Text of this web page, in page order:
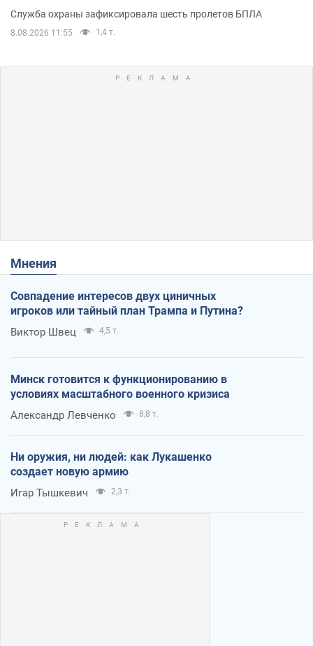
Служба охраны зафиксировала шесть пролетов БПЛА
8.08.2026 11:55 1,4 т.
Мнения
Совпадение интересов двух циничных
игроков или тайный план Трампа и Путина?
Виктор Швец 4,5 т.
Минск готовится к функционированию в
условиях масштабного военного кризиса
Александр Левченко 8,8 т.
Ни оружия, ни людей: как Лукашенко
создает новую армию
Игар Тышкевич 2,3 т.